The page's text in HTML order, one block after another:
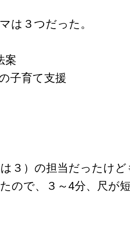
は３つだった。
案
子育て支援
３）の担当だったけ
ので、３～4分、尺が